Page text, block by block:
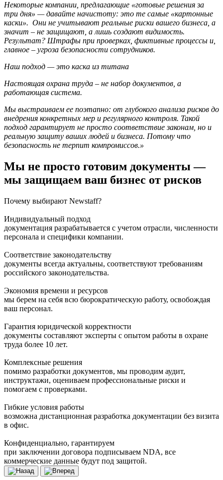
Некоторые компании, предлагающие «готовые решения за
три дня» — давайте начистоту: это те самые «картонные
каски». Они не учитывают реальные риски вашего бизнеса, а
значит – не защищают, а лишь создают видимость.
Результат? Штрафы при проверках, фиктивные процессы и,
главное – угроза безопасности сотрудников.
Наш подход — это каска из титана
Настоящая охрана труда – не набор документов, а
работающая система.
Мы выстраиваем ее поэтапно: от глубокого анализа рисков до
внедрения конкретных мер и регулярного контроля. Такой
подход гарантирует не просто соответствие законам, но и
реальную защиту ваших людей и бизнеса. Потому что
безопасность не терпит компромиссов.»
Мы не просто готовим документы —
мы защищаем ваш бизнес от рисков
Почему выбирают Newstaff?
Индивидуальный подход
документация разрабатывается с учетом отрасли, численности
персонала и специфики компании.
Соответствие законодательству
документы всегда актуальны, соответствуют требованиям
российского законодательства.
Экономия времени и ресурсов
мы берем на себя всю бюрократическую работу, освобождая
ваш персонал.
Гарантия юридической корректности
документы составляют эксперты с опытом работы в охране
труда более 10 лет.
Комплексные решения
помимо разработки документов, мы проводим аудит,
инструктажи, оцениваем профессиональные риски и
помогаем с проверками.
Гибкие условия работы
возможна дистанционная разработка документации без визита
в офис.
Конфиденциально, гарантируем
при заключении договора подписываем NDA, все
коммерческие данные будут под защитой.